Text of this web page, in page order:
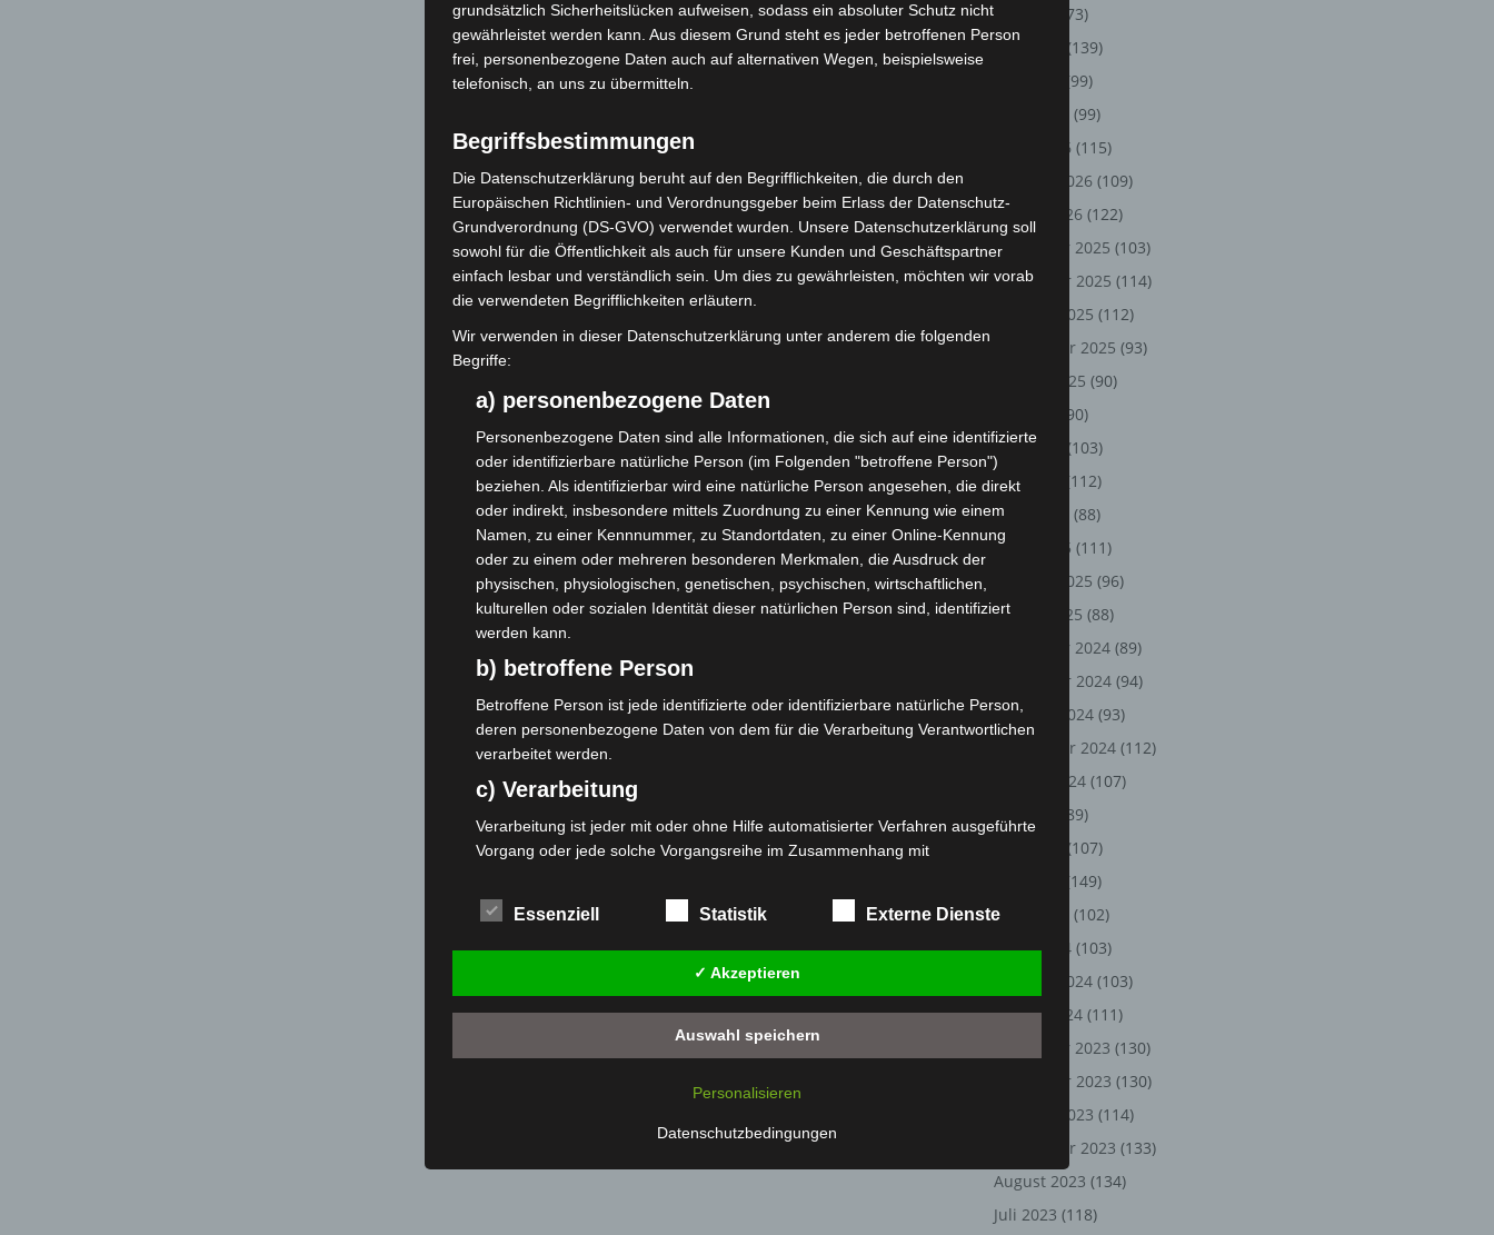
(73)
Juni 2026
(139)
(99)
(99)
März 2026 (115)
Februar 2026 (109)
Januar 2026 (122)
Dezember 2025 (103)
November 2025 (114)
Oktober 2025 (112)
September 2025 (93)
August 2025 (90)
(90)
Juni 2025
(103)
Mai 2025
(112)
April 2025
(88)
März 2025 (111)
Februar 2025 (96)
Januar 2025 (88)
Dezember 2024 (89)
November 2024 (94)
Oktober 2024 (93)
September 2024 (112)
August 2024 (107)
(89)
(107)
(149)
April 2024
(102)
März 2024 (103)
Februar 2024 (103)
Januar 2024 (111)
Dezember 2023 (130)
November 2023 (130)
Oktober 2023 (114)
September 2023 (133)
August 2023 (134)
Juli 2023 (118)
grundsätzlich Sicherheitslücken aufweisen, sodass ein absoluter Schutz nicht
gewährleistet werden kann. Aus diesem Grund steht es jeder betroffenen Person
frei, personenbezogene Daten auch auf alternativen Wegen, beispielsweise
telefonisch, an uns zu übermitteln.
Begriffsbestimmungen
Die Datenschutzerklärung beruht auf den Begrifflichkeiten, die durch den
Europäischen Richtlinien- und Verordnungsgeber beim Erlass der Datenschutz-
Grundverordnung (DS-GVO) verwendet wurden. Unsere Datenschutzerklärung soll
sowohl für die Öffentlichkeit als auch für unsere Kunden und Geschäftspartner
einfach lesbar und verständlich sein. Um dies zu gewährleisten, möchten wir vorab
die verwendeten Begrifflichkeiten erläutern.
Wir verwenden in dieser Datenschutzerklärung unter anderem die folgenden
Begriffe:
a) personenbezogene Daten
Personenbezogene Daten sind alle Informationen, die sich auf eine identifizierte
oder identifizierbare natürliche Person (im Folgenden "betroffene Person")
beziehen. Als identifizierbar wird eine natürliche Person angesehen, die direkt
oder indirekt, insbesondere mittels Zuordnung zu einer Kennung wie einem
Namen, zu einer Kennnummer, zu Standortdaten, zu einer Online-Kennung
oder zu einem oder mehreren besonderen Merkmalen, die Ausdruck der
physischen, physiologischen, genetischen, psychischen, wirtschaftlichen,
kulturellen oder sozialen Identität dieser natürlichen Person sind, identifiziert
werden kann.
b) betroffene Person
Betroffene Person ist jede identifizierte oder identifizierbare natürliche Person,
deren personenbezogene Daten von dem für die Verarbeitung Verantwortlichen
verarbeitet werden.
c) Verarbeitung
Verarbeitung ist jeder mit oder ohne Hilfe automatisierter Verfahren ausgeführte
Vorgang oder jede solche Vorgangsreihe im Zusammenhang mit
das Ordnen, die Speicherung, die Anpassung oder Veränderung, das Auslesen,
das Abfragen, die Verwendung, die Offenlegung durch Übermittlung, Verbreitung
oder eine andere Form der Bereitstellung, den Abgleich oder die Verknüpfung,
die Einschränkung, das Löschen oder die Vernichtung.
d) Einschränkung der Verarbeitung
Einschränkung der Verarbeitung ist die Markierung gespeicherter
Profiling ist jede Art der automatisierten Verarbeitung personenbezogener
Daten, die darin besteht, dass diese personenbezogenen Daten verwendet
werden, um bestimmte persönliche Aspekte, die sich auf eine natürliche Person
Essenziell Statistik Externe Dienste
✓ Akzeptieren
Auswahl speichern
Personalisieren
Datenschutzbedingungen